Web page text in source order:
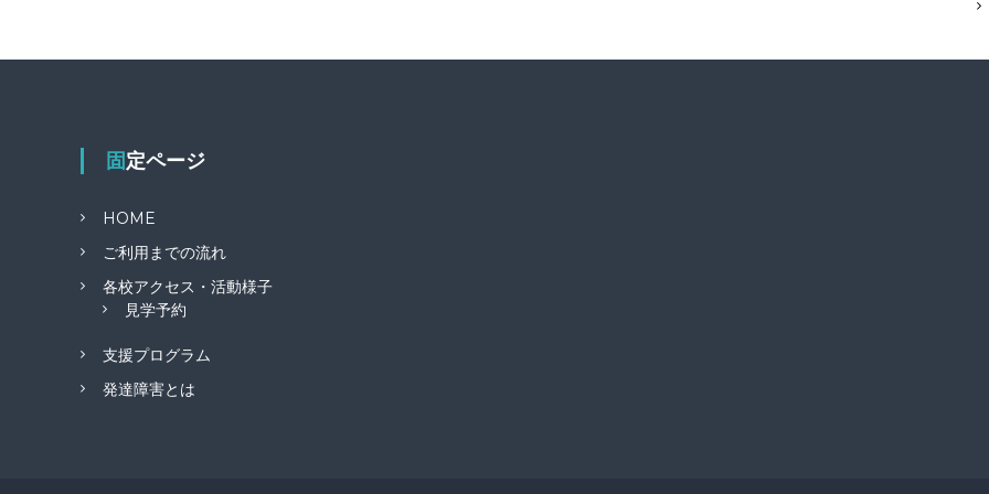
固定ページ
HOME
ご利用までの流れ
各校アクセス・活動様子
見学予約
支援プログラム
発達障害とは